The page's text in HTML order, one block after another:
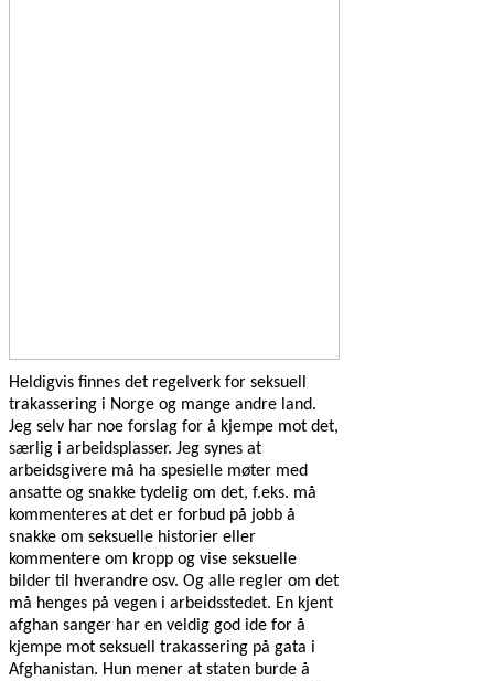
Heldigvis finnes det regelverk for seksuell
trakassering i Norge og mange andre land.
Jeg selv har noe forslag for å kjempe mot det,
særlig i arbeidsplasser. Jeg synes at
arbeidsgivere må ha spesielle møter med
ansatte og snakke tydelig om det, f.eks. må
kommenteres at det er forbud på jobb å
snakke om seksuelle historier eller
kommentere om kropp og vise seksuelle
bilder til hverandre osv. Og alle regler om det
må henges på vegen i arbeidsstedet. En kjent
afghan sanger har en veldig god ide for å
kjempe mot seksuell trakassering på gata i
Afghanistan. Hun mener at staten burde å